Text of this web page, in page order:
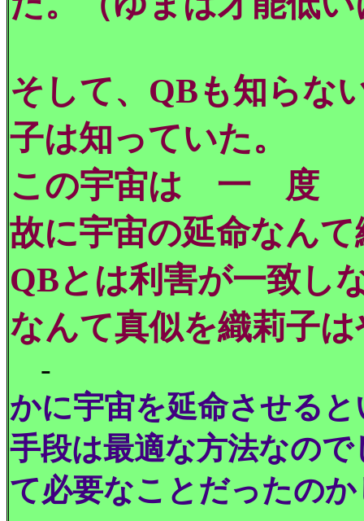
そして、QBも知らな
子は知っていた。
この宇宙は 一
故に宇宙の延命なん
QBとは利害が一致し
なんて真似を織莉子
-
かに宇宙を延命させる
手段は最適な方法なの
て必要なことだったの